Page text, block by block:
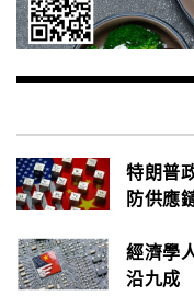
特朗普
防供應
經濟學
沿九成